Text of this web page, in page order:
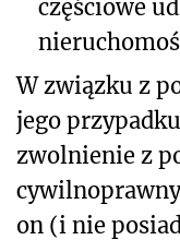
częściowe
W związku z
jego
zwolnienie z
on (i nie